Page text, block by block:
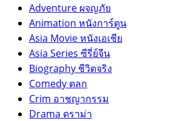
Adventure ผจญภัย
Animation หนังการ์ตูน
Asia Movie หนังเอเชีย
Asia Series ซีรี่ย์จีน
Biography ชีวิตจริง
Comedy ตลก
Crim อาชญากรรม
Drama ดราม่า